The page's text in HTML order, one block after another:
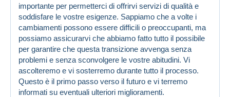
importante per permetterci di offrirvi servizi di qualità e
soddisfare le vostre esigenze. Sappiamo che a volte i
cambiamenti possono essere difficili o preoccupanti, ma
possiamo assicurarvi che abbiamo fatto tutto il possibile
per garantire che questa transizione avvenga senza
problemi e senza sconvolgere le vostre abitudini. Vi
ascolteremo e vi sosterremo durante tutto il processo.
Questo è il primo passo verso il futuro e vi terremo
informati su eventuali ulteriori miglioramenti.